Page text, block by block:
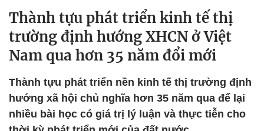
Thành tựu phát triển kinh tế thị
trường định hướng XHCN ở Việt
Nam qua hơn 35 năm đổi mới
Thành tựu phát triển nền kinh tế thị trường định
hướng xã hội chủ nghĩa hơn 35 năm qua để lại
nhiều bài học có giá trị lý luận và thực tiễn cho